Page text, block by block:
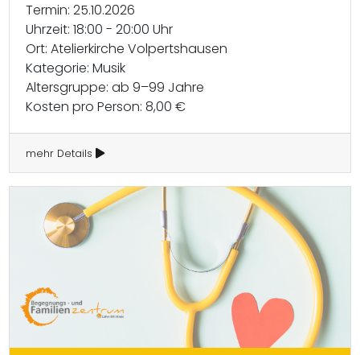
Termin: 25.10.2026
Uhrzeit: 18:00 - 20:00 Uhr
Ort: Atelierkirche Volpertshausen
Kategorie: Musik
Altersgruppe: ab 9–99 Jahre
Kosten pro Person: 8,00 €
mehr Details